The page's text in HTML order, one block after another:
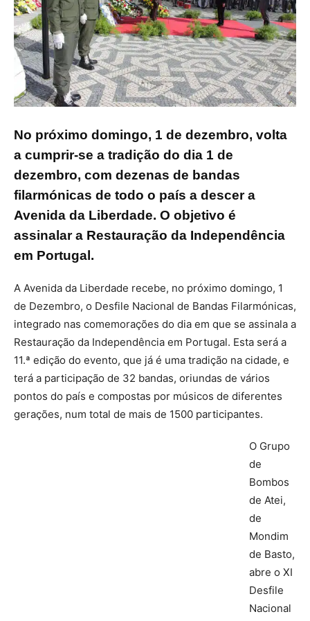
No próximo domingo, 1 de dezembro, volta
a cumprir-se a tradição do dia 1 de
dezembro, com dezenas de bandas
filarmónicas de todo o país a descer a
Avenida da Liberdade. O objetivo é
assinalar a Restauração da Independência
em Portugal.
A Avenida da Liberdade recebe, no próximo domingo, 1
de Dezembro, o Desfile Nacional de Bandas Filarmónicas,
integrado nas comemorações do dia em que se assinala a
Restauração da Independência em Portugal. Esta será a
11.ª edição do evento, que já é uma tradição na cidade, e
terá a participação de 32 bandas, oriundas de vários
pontos do país e compostas por músicos de diferentes
gerações, num total de mais de 1500 participantes.
O Grupo
de
Bombos
de Atei,
de
Mondim
de Basto,
abre o XI
Desfile
Nacional